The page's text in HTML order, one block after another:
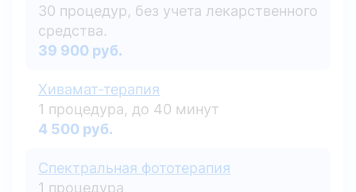
30 процедур, без учета лекарственного
средства.
39 900 руб.
Хивамат-терапия
1 процедура, до 40 минут
4 500 руб.
Спектральная фототерапия
1 процедура